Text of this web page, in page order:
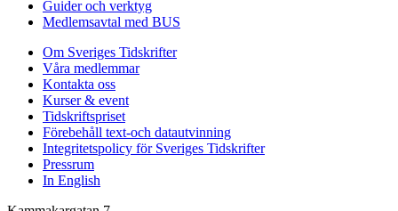
Guider och verktyg
Medlemsavtal med BUS
Om Sveriges Tidskrifter
Våra medlemmar
Kontakta oss
Kurser & event
Tidskriftspriset
Förebehåll text-och datautvinning
Integritetspolicy för Sveriges Tidskrifter
Pressrum
In English